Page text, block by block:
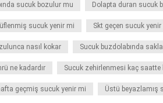
sucuk bozulur mu Dolapta duran sucuk
sucuk yenir mi Skt geçen sucuk yenir
nasıl kokar Sucuk buzdolabında
ne kadardır Sucuk zehirlenmesi kaç saatte
geçmiş sucuk yenir mi Üstü beyazlamış